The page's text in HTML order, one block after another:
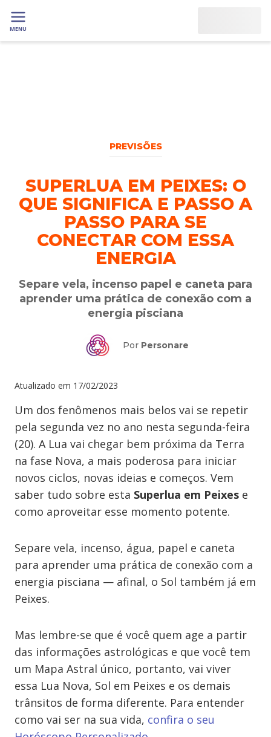
MENU
PREVISÕES
SUPERLUA EM PEIXES: O
QUE SIGNIFICA E PASSO A
PASSO PARA SE
CONECTAR COM ESSA
ENERGIA
Separe vela, incenso papel e caneta para
aprender uma prática de conexão com a
energia pisciana
Por Personare
Atualizado em 17/02/2023
Um dos fenômenos mais belos vai se repetir
pela segunda vez no ano nesta segunda-feira
(20). A Lua vai chegar bem próxima da Terra
na fase Nova, a mais poderosa para iniciar
novos ciclos, novas ideias e começos. Vem
saber tudo sobre esta Superlua em Peixes e
como aproveitar esse momento potente.
Separe vela, incenso, água, papel e caneta
para aprender uma prática de conexão com a
energia pisciana — afinal, o Sol também já em
Peixes.
Mas lembre-se que é você quem age a partir
das informações astrológicas e que você tem
um Mapa Astral único, portanto, vai viver
essa Lua Nova, Sol em Peixes e os demais
trânsitos de forma diferente. Para entender
como vai ser na sua vida, confira o seu